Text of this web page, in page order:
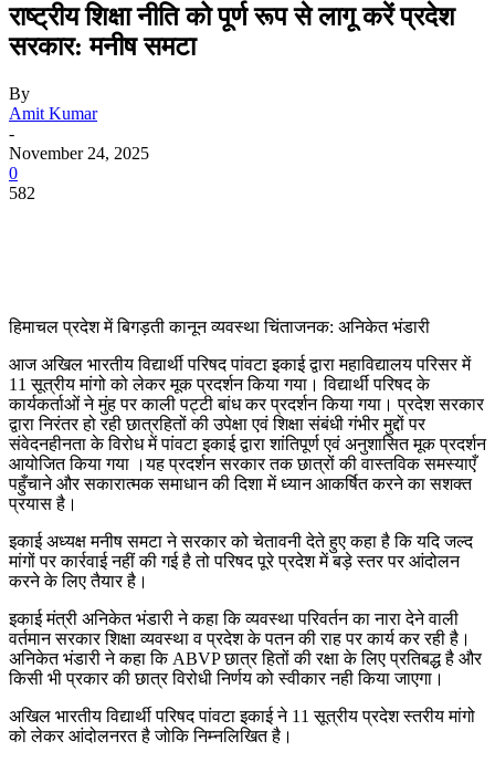
राष्ट्रीय शिक्षा नीति को पूर्ण रूप से लागू करें प्रदेश
सरकार: मनीष समटा
By
Amit Kumar
-
November 24, 2025
0
582
हिमाचल प्रदेश में बिगड़ती कानून व्यवस्था चिंताजनक: अनिकेत भंडारी
आज अखिल भारतीय विद्यार्थी परिषद पांवटा इकाई द्वारा महाविद्यालय परिसर में
11 सूत्रीय मांगो को लेकर मूक प्रदर्शन किया गया। विद्यार्थी परिषद के
कार्यकर्ताओं ने मुंह पर काली पट्टी बांध कर प्रदर्शन किया गया। प्रदेश सरकार
द्वारा निरंतर हो रही छात्रहितों की उपेक्षा एवं शिक्षा संबंधी गंभीर मुद्दों पर
संवेदनहीनता के विरोध में पांवटा इकाई द्वारा शांतिपूर्ण एवं अनुशासित मूक प्रदर्शन
आयोजित किया गया ।यह प्रदर्शन सरकार तक छात्रों की वास्तविक समस्याएँ
पहुँचाने और सकारात्मक समाधान की दिशा में ध्यान आकर्षित करने का सशक्त
प्रयास है।
इकाई अध्यक्ष मनीष समटा ने सरकार को चेतावनी देते हुए कहा है कि यदि जल्द
मांगों पर कार्रवाई नहीं की गई है तो परिषद पूरे प्रदेश में बड़े स्तर पर आंदोलन
करने के लिए तैयार है।
इकाई मंत्री अनिकेत भंडारी ने कहा कि व्यवस्था परिवर्तन का नारा देने वाली
वर्तमान सरकार शिक्षा व्यवस्था व प्रदेश के पतन की राह पर कार्य कर रही है।
अनिकेत भंडारी ने कहा कि ABVP छात्र हितों की रक्षा के लिए प्रतिबद्ध है और
किसी भी प्रकार की छात्र विरोधी निर्णय को स्वीकार नही किया जाएगा।
अखिल भारतीय विद्यार्थी परिषद पांवटा इकाई ने 11 सूत्रीय प्रदेश स्तरीय मांगो
को लेकर आंदोलनरत है जोकि निम्नलिखित है।